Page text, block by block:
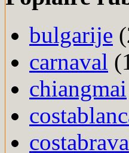
bulgarije
carnaval
chiangmai
costabrava